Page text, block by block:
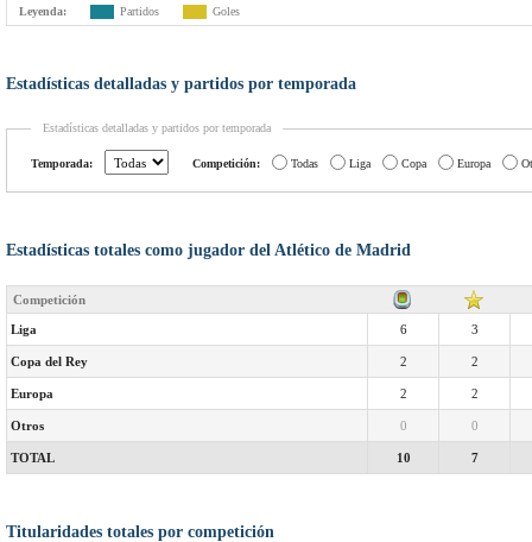
Leyenda: Partidos Goles
Estadísticas detalladas y partidos por temporada
Estadísticas detalladas y partidos por temporada
Temporada: Competición: Todas Liga Copa Europa
Estadísticas totales como jugador del Atlético de Madrid
Competición
Liga 6 3
Copa del Rey 2 2
Europa 2 2
Otros 0 0
TOTAL 10 7
Titularidades totales por competición